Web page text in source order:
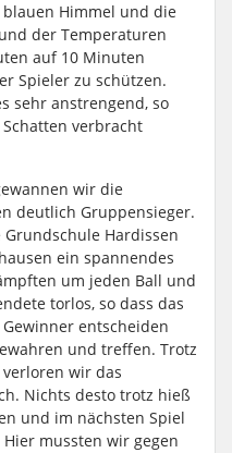
Himmel und die
der Temperaturen
auf 10 Minuten
Spieler zu schützen.
sehr anstrengend, so
verbracht
wir die
deutlich Gruppensieger.
Hardissen
ein spannendes
um jeden Ball und
torlos, so dass das
entscheiden
und treffen. Trotz
wir das
Nichts desto trotz hieß
und im nächsten Spiel
mussten wir gegen